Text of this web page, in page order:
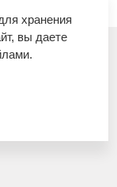
хранения
вы даете